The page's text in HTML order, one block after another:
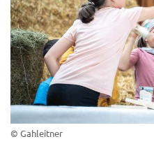
© Gahleitner